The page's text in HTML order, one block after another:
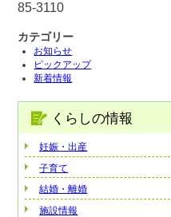
85-3110
カテゴリー
お知らせ
ピックアップ
新着情報
くらしの情報
妊娠・出産
子育て
結婚・離婚
施設情報